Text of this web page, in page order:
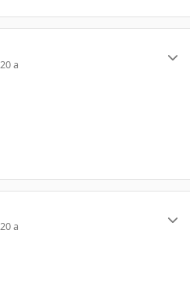
20 a
20 a